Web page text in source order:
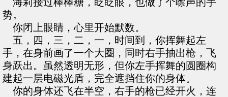
势。
你闭上眼睛，心里开始默数。
五，四，三，二，一，时间到，你挥舞起左
手，在身前画了一个大圈，同时右手抽出枪，飞
身跃出。虽然透明无形，但你左手挥舞的圆圈构
建起一层电磁光盾，完全遮挡住你的身体。
你的身体还飞在半空，右手的枪已经开火，连